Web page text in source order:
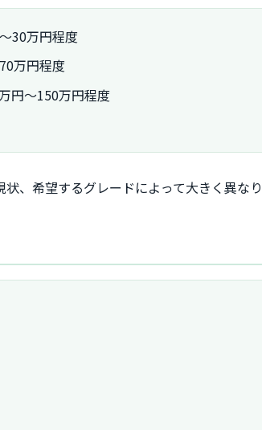
30万円程度
万円程度
円～150万円程度
、希望するグレードによって大きく異なり